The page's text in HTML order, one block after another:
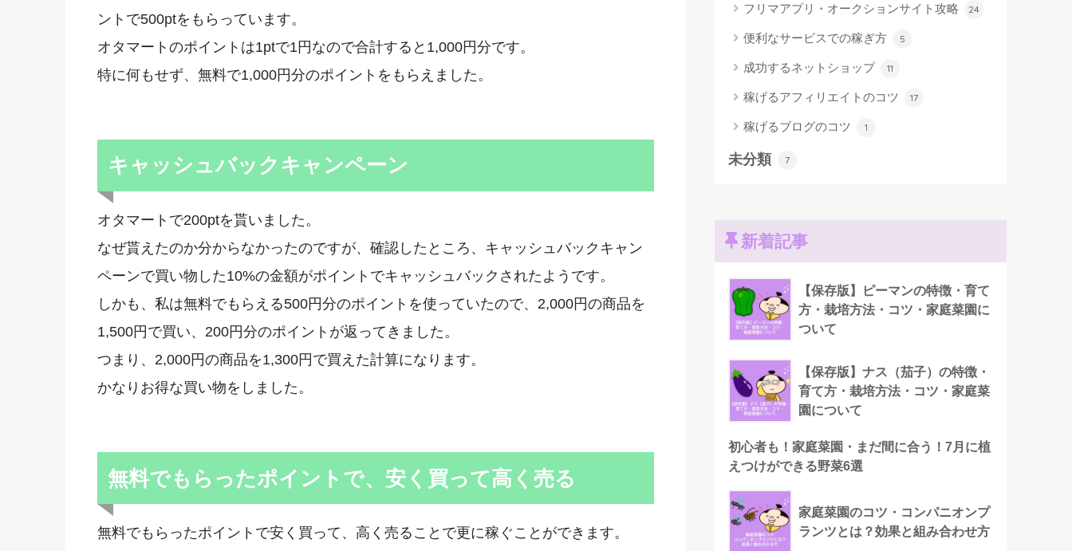
ントで500ptをもらっています。
オタマートのポイントは1ptで1円なので合計すると1,000円分です。
特に何もせず、無料で1,000円分のポイントをもらえました。
キャッシュバックキャンペーン
オタマートで200ptを貰いました。
なぜ貰えたのか分からなかったのですが、確認したところ、キャッシュバックキャン
ペーンで買い物した10%の金額がポイントでキャッシュバックされたようです。
しかも、私は無料でもらえる500円分のポイントを使っていたので、2,000円の商品を
1,500円で買い、200円分のポイントが返ってきました。
つまり、2,000円の商品を1,300円で買えた計算になります。
かなりお得な買い物をしました。
無料でもらったポイントで、安く買って高く売る
無料でもらったポイントで安く買って、高く売ることで更に稼ぐことができます。
フリマアプリ・オークションサイト攻略 24
便利なサービスでの稼ぎ方 5
成功するネットショップ 11
稼げるアフィリエイトのコツ 17
稼げるブログのコツ 1
未分類 7
新着記事
【保存版】ピーマンの特徴・育て
方・栽培方法・コツ・家庭菜園に
ついて
【保存版】ナス（茄子）の特徴・
育て方・栽培方法・コツ・家庭菜
園について
初心者も！家庭菜園・まだ間に合う！7月に植
えつけができる野菜6選
家庭菜園のコツ・コンパニオンプ
ランツとは？効果と組み合わせ方